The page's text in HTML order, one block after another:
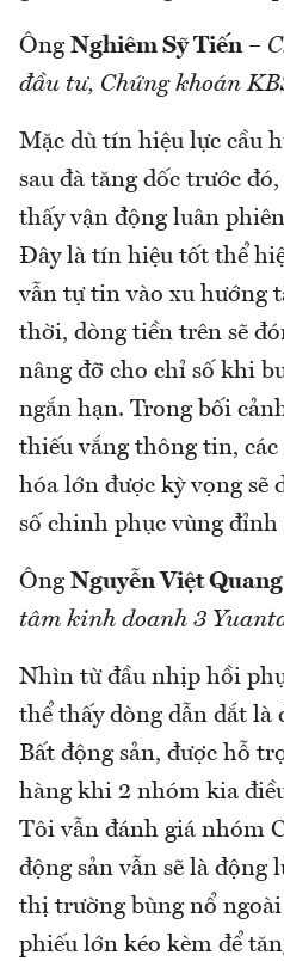
Ông Nghiêm Sỹ Tiến–
đầu tư, Chứng khoán
Mặc dù tín hiệu lực cầu
sau đà tăng dốc trước
thấy vận động luân
Đây là tín hiệu tốt thể
vẫn tự tin vào xu hướng
thời, dòng tiền trên sẽ
nâng đỡ cho chỉ số khi
ngắn hạn. Trong bối
thiếu vắng thông tin, các
hóa lớn được kỳ vọng sẽ
số chinh phục vùng đỉnh
Ông Nguyễn Việt Quang
tâm kinh doanh 3
Nhìn từ đầu nhịp hồi
thể thấy dòng dẫn dắt là
Bất động sản, được hỗ
hàng khi 2 nhóm kia
Tôi vẫn đánh giá nhóm
động sản vẫn sẽ là
thị trường bùng nổ ngoài
phiếu lớn kéo kèm để